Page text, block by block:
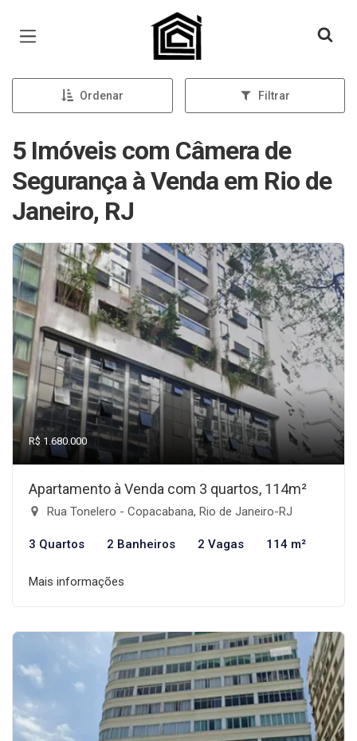
Página inicial
Ordenar Filtrar
5 Imóveis com Câmera de
Segurança à Venda em Rio de
Janeiro, RJ
R$ 1.680.000
Apartamento à Venda com 3 quartos, 114m²
Rua Tonelero - Copacabana, Rio de Janeiro-RJ
3 Quartos 2 Banheiros 2 Vagas 114 m²
Mais informações